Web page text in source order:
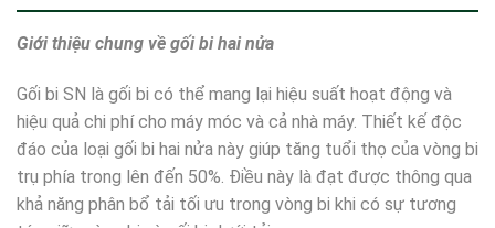
Giới thiệu chung về gối bi hai nửa
Gối bi SN là gối bi có thể mang lại hiệu suất hoạt động và
hiệu quả chi phí cho máy móc và cả nhà máy. Thiết kế độc
đáo của loại gối bi hai nửa này giúp tăng tuổi thọ của vòng bi
trụ phía trong lên đến 50%. Điều này là đạt được thông qua
khả năng phân bổ tải tối ưu trong vòng bi khi có sự tương